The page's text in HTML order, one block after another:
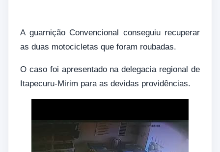
A guarnição Convencional conseguiu recuperar
as duas motocicletas que foram roubadas.
O caso foi apresentado na delegacia regional de
Itapecuru-Mirim para as devidas providências.